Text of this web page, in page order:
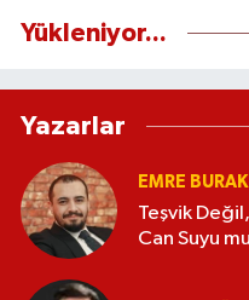
Yükleniyor...
Yazarlar
EMRE
Teşvik
Can Suyu